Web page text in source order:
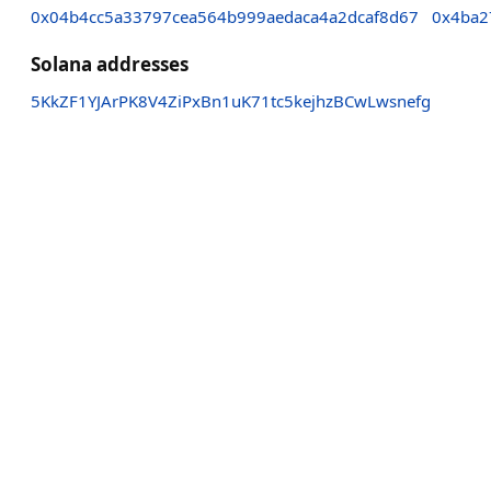
0x04b4cc5a33797cea564b999aedaca4a2dcaf8d67
Solana addresses
5KkZF1YJArPK8V4ZiPxBn1uK71tc5kejhzBCwLwsnefg